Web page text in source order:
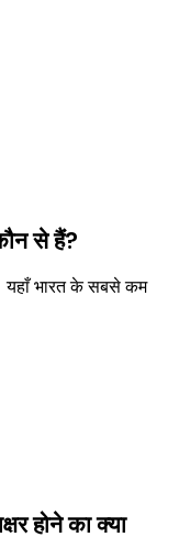
से हैं?
यहाँ भारत के सबसे कम
होने का क्या